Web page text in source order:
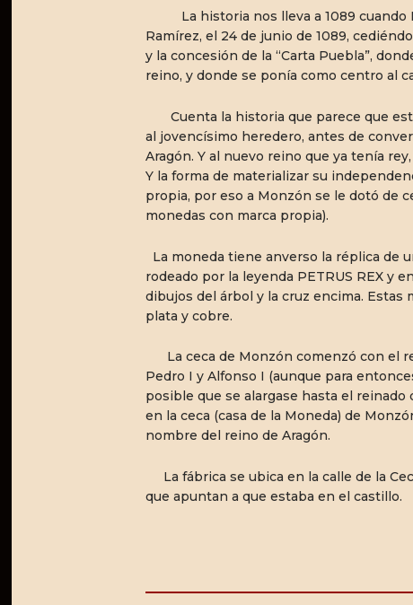
La historia nos lleva a 1089 cuando
Ramírez, el 24 de junio de 1089,
y la concesión de la “Carta Puebla”,
reino, y donde se ponía como centro al
Cuenta la historia que parece que
al jovencísimo heredero, antes de
Aragón. Y al nuevo reino que ya tenía
Y la forma de materializar su
propia, por eso a Monzón se le dotó de
monedas con marca propia).
La moneda tiene anverso la réplica de
rodeado por la leyenda PETRUS REX y
dibujos del árbol y la cruz encima. Estas
plata y cobre.
La ceca de Monzón comenzó con el
Pedro I y Alfonso I (aunque para
posible que se alargase hasta el reinado
en la ceca (casa de la Moneda) de
nombre del reino de Aragón.
La fábrica se ubica en la calle de la
que apuntan a que estaba en el castillo.